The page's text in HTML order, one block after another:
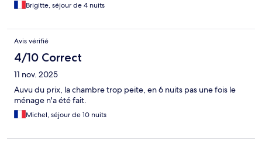
Brigitte, séjour de 4 nuits
Avis vérifié
4/10 Correct
11 nov. 2025
Auvu du prix, la chambre trop peite, en 6 nuits pas une fois le
ménage n'a été fait.
Michel, séjour de 10 nuits